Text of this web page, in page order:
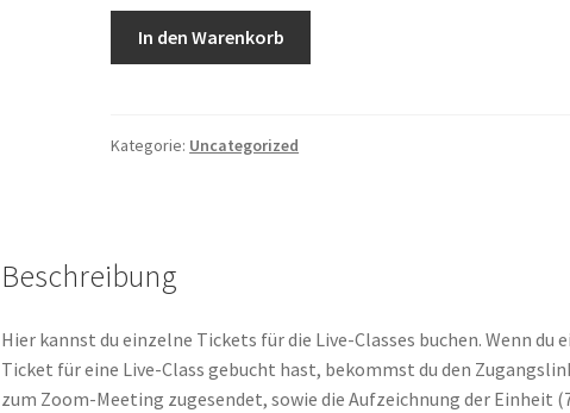
In den Warenkorb
Kategorie: Uncategorized
Beschreibung
Hier kannst du einzelne Tickets für die Live-Classes buchen. Wenn du
Ticket für eine Live-Class gebucht hast, bekommst du den
zum Zoom-Meeting zugesendet, sowie die Aufzeichnung der Einheit